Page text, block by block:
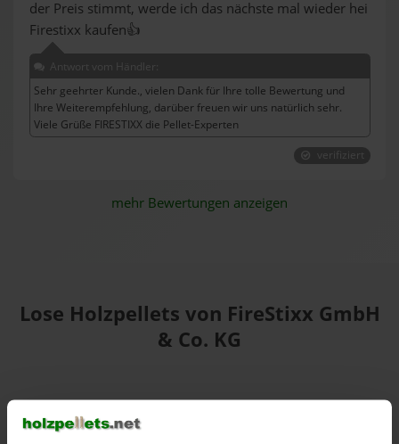
der Preis stimmt, werde ich das nächste mal wieder hei
Firestixx kaufen👍
Antwort vom Händler:
Sehr geehrter Kunde., vielen Dank für Ihre tolle Bewertung und
Ihre Weiterempfehlung, darüber freuen wir uns natürlich sehr.
Viele Grüße FIRESTIXX die Pellet-Experten
verifiziert
mehr Bewertungen anzeigen
Lose Holzpellets von FireStixx GmbH
& Co. KG